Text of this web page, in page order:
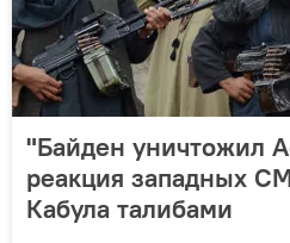
"Байден уничтожил
реакция западных
Кабула талибами